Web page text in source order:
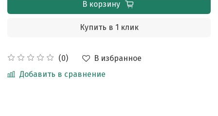
(0)
В избранное
Добавить в сравнение
В корзину
Купить в 1 клик